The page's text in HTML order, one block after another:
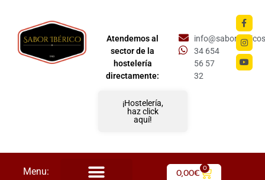
Atendemos al
sector de la
hostelería
directamente:
¡Hostelería,
haz click
aquí!
34 654
56 57
32
Menu: 0,00€ 0